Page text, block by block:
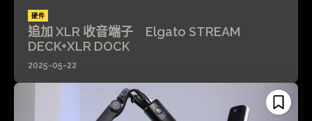
硬件
追加 XLR 收音端子 Elgato STREAM
DECK+XLR DOCK
2025-05-22